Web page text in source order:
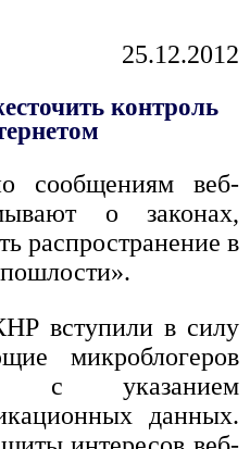
25.12.2012
контроль
сообщениям веб-
о законах,
распространение в
вступили в силу
микроблогеров
с указанием
данных.